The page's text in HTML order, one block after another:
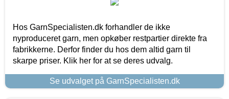
Hos GarnSpecialisten.dk forhandler de ikke
nyproduceret garn, men opkøber restpartier direkte fra
fabrikkerne. Derfor finder du hos dem altid garn til
skarpe priser. Klik her for at se deres udvalg.
Se udvalget på GarnSpecialisten.dk